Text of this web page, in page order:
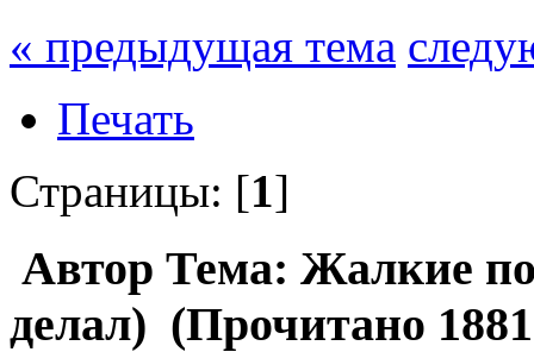
« предыдущая тема
Печать
Страницы: [1]
Автор Тема: Жалкие
делал) (Прочитано